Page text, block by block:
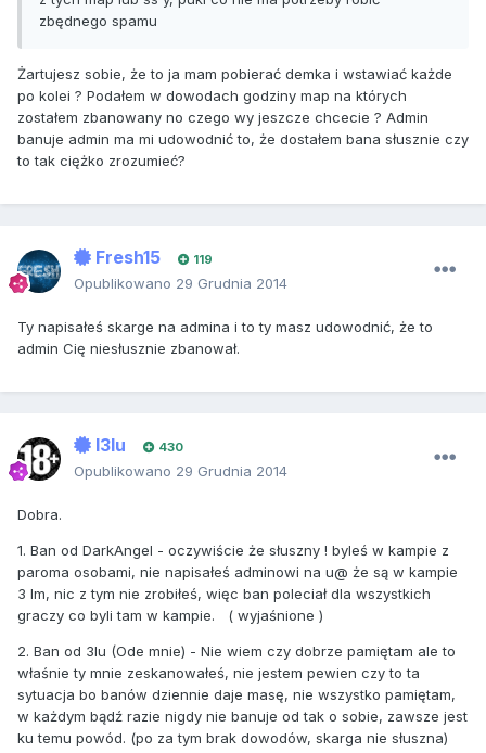
zbędnego spamu
Żartujesz sobie, że to ja mam pobierać demka i wstawiać każde
po kolei ? Podałem w dowodach godziny map na których
zostałem zbanowany no czego wy jeszcze chcecie ? Admin
banuje admin ma mi udowodnić to, że dostałem bana słusznie czy
to tak ciężko zrozumieć?
Fresh15 119
Opublikowano 29 Grudnia 2014
Ty napisałeś skarge na admina i to ty masz udowodnić, że to
admin Cię niesłusznie zbanował.
I3lu 430
Opublikowano 29 Grudnia 2014
Dobra.
1. Ban od DarkAngel - oczywiście że słuszny ! byleś w kampie z
paroma osobami, nie napisałeś adminowi na u@ że są w kampie
3 lm, nic z tym nie zrobiłeś, więc ban poleciał dla wszystkich
graczy co byli tam w kampie. ( wyjaśnione )
2. Ban od 3lu (Ode mnie) - Nie wiem czy dobrze pamiętam ale to
właśnie ty mnie zeskanowałeś, nie jestem pewien czy to ta
sytuacja bo banów dziennie daje masę, nie wszystko pamiętam,
w każdym bądź razie nigdy nie banuje od tak o sobie, zawsze jest
ku temu powód. (po za tym brak dowodów, skarga nie słuszna)